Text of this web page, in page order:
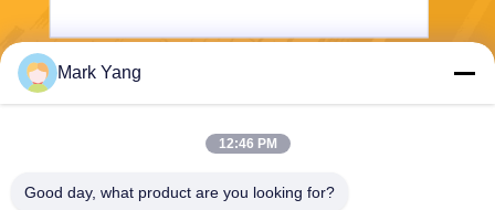
Mark Yang
12:46 PM
Good day, what product are you looking for?